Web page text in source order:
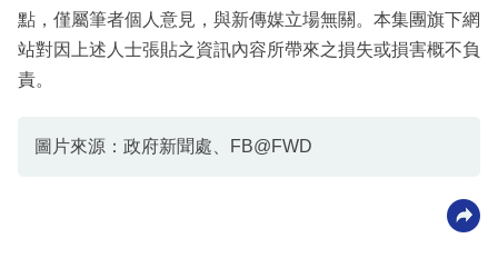
點，僅屬筆者個人意見，與新傳媒立場無關。本集團旗下網
站對因上述人士張貼之資訊內容所帶來之損失或損害概不負
責。
圖片來源：政府新聞處、FB@FWD